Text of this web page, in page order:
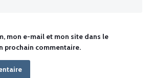
mon e-mail et mon site dans le
prochain commentaire.